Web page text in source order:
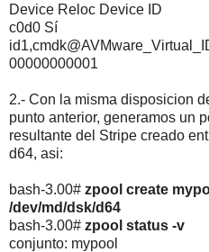
Device Reloc Device ID
c0d0 Sí
00000000001
2.- Con la misma disposicion
punto anterior, generamos un
resultante del Stripe creado
d64, asi:
bash-3.00# zpool create
/dev/md/dsk/d64
bash-3.00# zpool status -v
conjunto: mypool